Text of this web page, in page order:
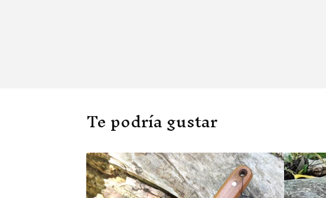
Te podría gustar